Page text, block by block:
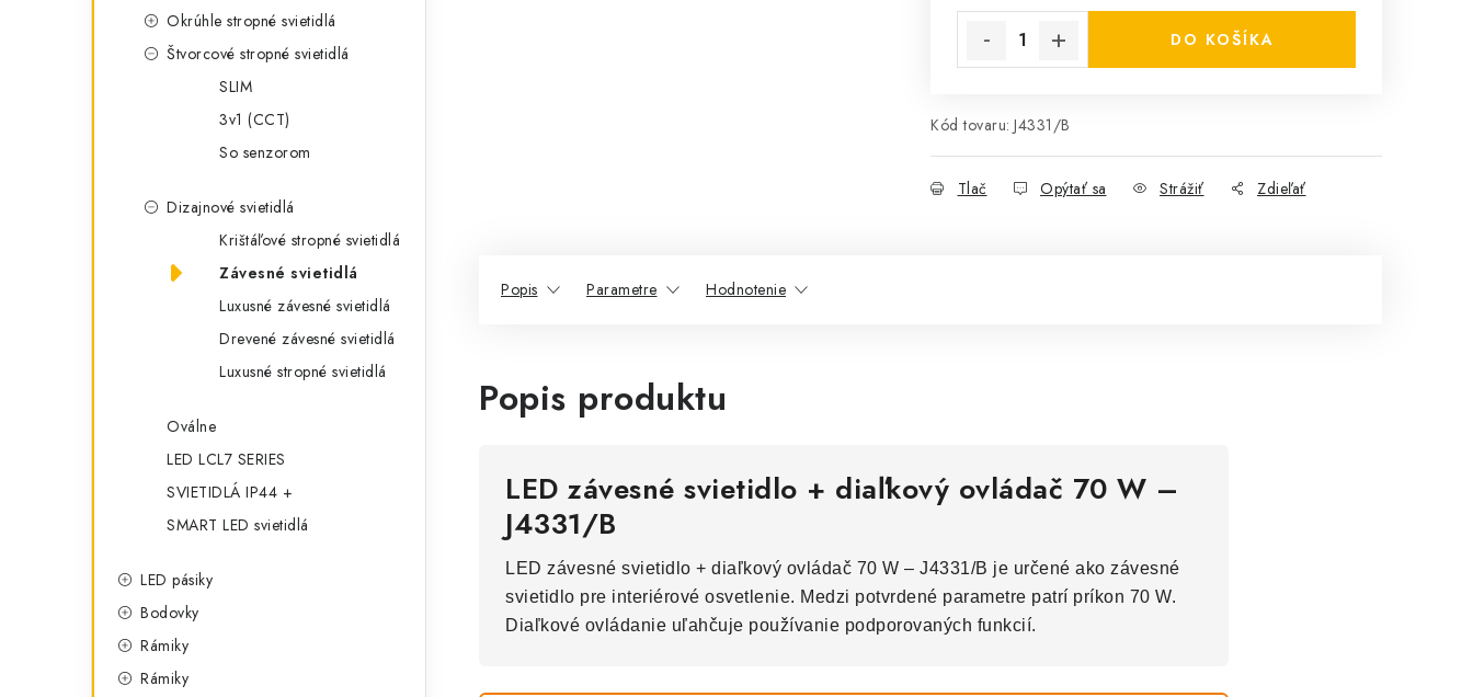
Okrúhle stropné svietidlá
Štvorcové stropné svietidlá
SLIM
3v1 (CCT)
So senzorom
Dizajnové svietidlá
Krištáľové stropné svietidlá
Závesné svietidlá
Luxusné závesné svietidlá
Drevené závesné svietidlá
Luxusné stropné svietidlá
Oválne
LED LCL7 SERIES
SVIETIDLÁ IP44 +
SMART LED svietidlá
LED pásiky
Bodovky
Rámiky
Rámiky
DO KOŠÍKA
Kód tovaru: J4331/B
Tlač Opýtať sa Strážiť Zdieľať
Popis Parametre Hodnotenie
Popis produktu
LED závesné svietidlo + diaľkový ovládač 70 W –
J4331/B
LED závesné svietidlo + diaľkový ovládač 70 W – J4331/B je určené ako závesné
svietidlo pre interiérové osvetlenie. Medzi potvrdené parametre patrí príkon 70 W.
Diaľkové ovládanie uľahčuje používanie podporovaných funkcií.